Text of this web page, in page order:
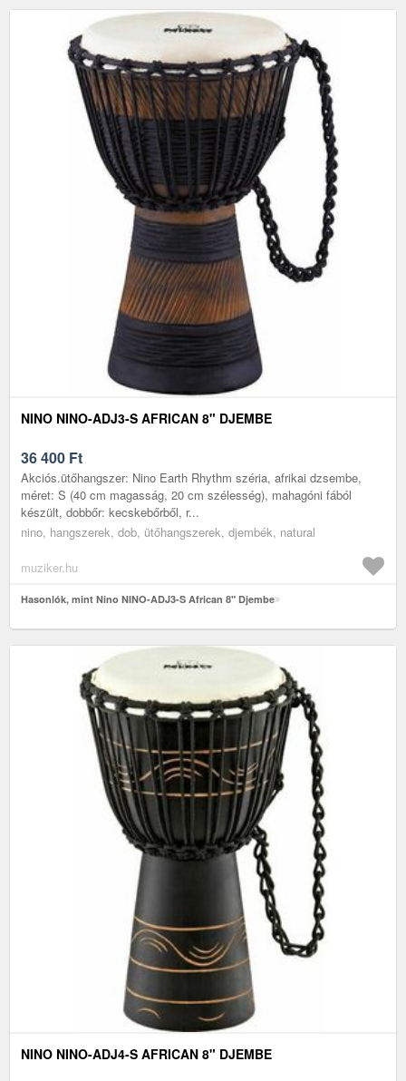
NINO NINO-ADJ3-S AFRICAN 8" DJEMBE
36 400 Ft
Akciós.ütőhangszer: Nino Earth Rhythm széria, afrikai dzsembe,
méret: S (40 cm magasság, 20 cm szélesség), mahagóni fából
készült, dobbőr: kecskebőrből, r...
nino, hangszerek, dob, ütőhangszerek, djembék, natural
muziker.hu
Hasonlók, mint Nino NINO-ADJ3-S African 8" Djembe
NINO NINO-ADJ4-S AFRICAN 8" DJEMBE